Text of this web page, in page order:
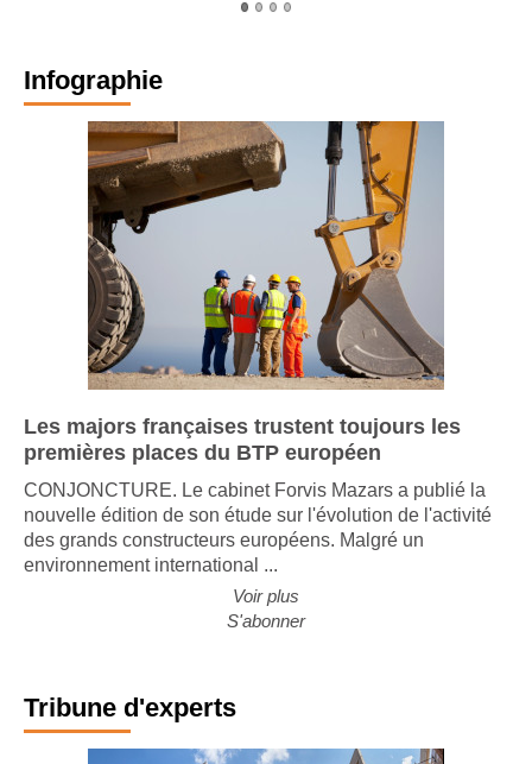
Infographie
Les majors françaises trustent toujours les
premières places du BTP européen
CONJONCTURE. Le cabinet Forvis Mazars a publié la
nouvelle édition de son étude sur l'évolution de l'activité
des grands constructeurs européens. Malgré un
environnement international ...
Voir plus
S'abonner
Tribune d'experts